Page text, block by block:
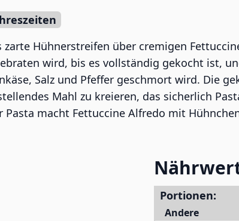
Hühnerstreifen über cremigen
wird, bis es vollständig gekocht ist,
Salz und Pfeffer geschmort wird. Die
Mahl zu kreieren, das sicherlich
macht Fettuccine Alfredo mit
Portionen:
Andere